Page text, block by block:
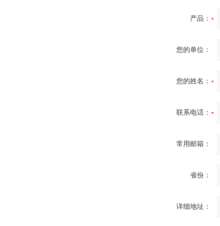
产品：
您的单位：
您的姓名：
联系电话：
常用邮箱：
省份：
详细地址：